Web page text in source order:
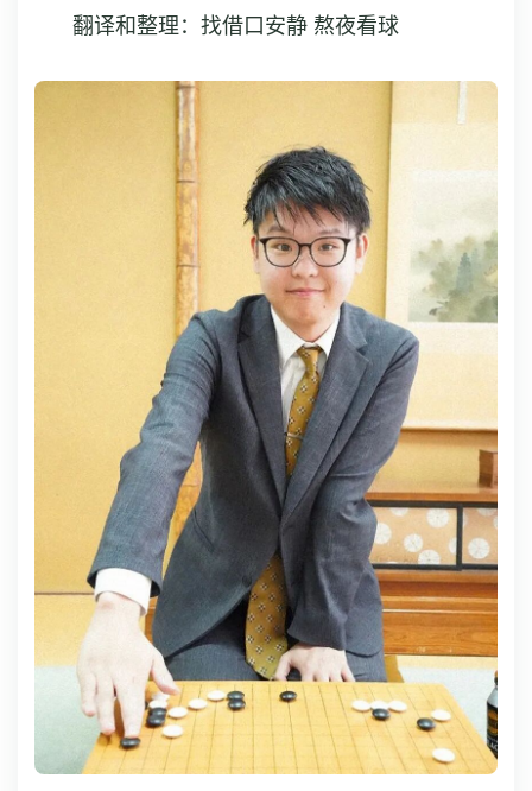
翻译和整理：找借口安静 熬夜看球